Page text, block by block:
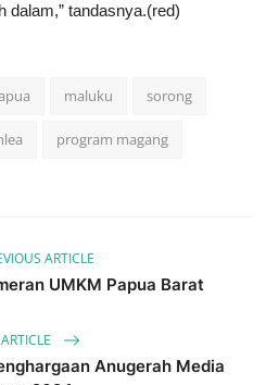
dalam,” tandasnya.(red)
maluku sorong
program magang
ARTICLE
UMKM Papua Barat
Anugerah Media